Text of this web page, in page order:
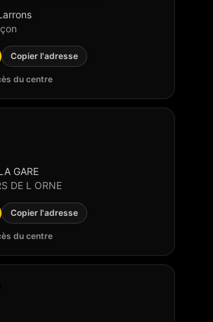
Copier l'adresse
du centre
GARE
DE L ORNE
Copier l'adresse
du centre